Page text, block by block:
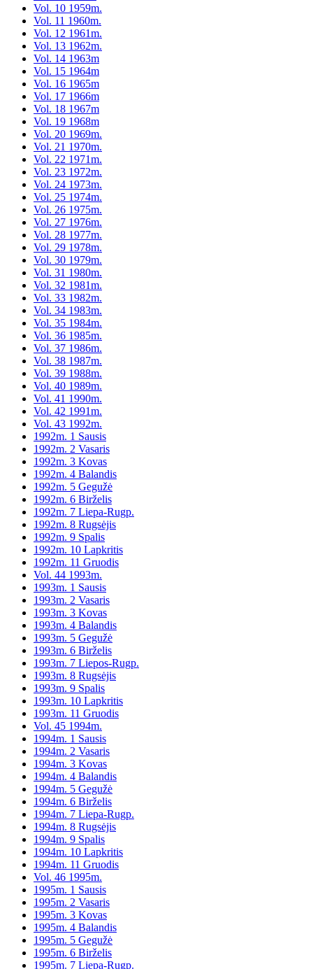
Vol. 10 1959m.
Vol. 11 1960m.
Vol. 12 1961m.
Vol. 13 1962m.
Vol. 14 1963m
Vol. 15 1964m
Vol. 16 1965m
Vol. 17 1966m
Vol. 18 1967m
Vol. 19 1968m
Vol. 20 1969m.
Vol. 21 1970m.
Vol. 22 1971m.
Vol. 23 1972m.
Vol. 24 1973m.
Vol. 25 1974m.
Vol. 26 1975m.
Vol. 27 1976m.
Vol. 28 1977m.
Vol. 29 1978m.
Vol. 30 1979m.
Vol. 31 1980m.
Vol. 32 1981m.
Vol. 33 1982m.
Vol. 34 1983m.
Vol. 35 1984m.
Vol. 36 1985m.
Vol. 37 1986m.
Vol. 38 1987m.
Vol. 39 1988m.
Vol. 40 1989m.
Vol. 41 1990m.
Vol. 42 1991m.
Vol. 43 1992m.
1992m. 1 Sausis
1992m. 2 Vasaris
1992m. 3 Kovas
1992m. 4 Balandis
1992m. 5 Gegužė
1992m. 6 Birželis
1992m. 7 Liepa-Rugp.
1992m. 8 Rugsėjis
1992m. 9 Spalis
1992m. 10 Lapkritis
1992m. 11 Gruodis
Vol. 44 1993m.
1993m. 1 Sausis
1993m. 2 Vasaris
1993m. 3 Kovas
1993m. 4 Balandis
1993m. 5 Gegužė
1993m. 6 Birželis
1993m. 7 Liepos-Rugp.
1993m. 8 Rugsėjis
1993m. 9 Spalis
1993m. 10 Lapkritis
1993m. 11 Gruodis
Vol. 45 1994m.
1994m. 1 Sausis
1994m. 2 Vasaris
1994m. 3 Kovas
1994m. 4 Balandis
1994m. 5 Gegužė
1994m. 6 Birželis
1994m. 7 Liepa-Rugp.
1994m. 8 Rugsėjis
1994m. 9 Spalis
1994m. 10 Lapkritis
1994m. 11 Gruodis
Vol. 46 1995m.
1995m. 1 Sausis
1995m. 2 Vasaris
1995m. 3 Kovas
1995m. 4 Balandis
1995m. 5 Gegužė
1995m. 6 Birželis
1995m. 7 Liepa-Rugp.